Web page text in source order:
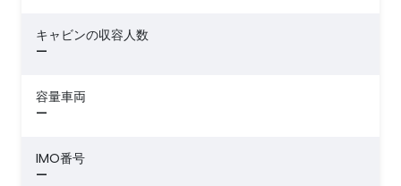
キャビンの収容人数
—
容量車両
—
IMO番号
—